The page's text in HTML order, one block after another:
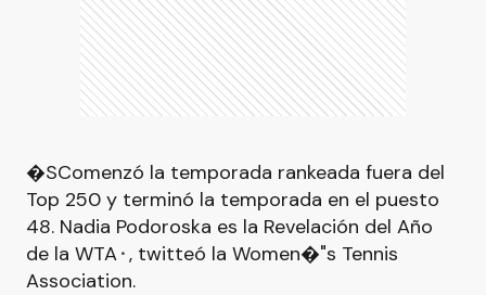
�SComenzó la temporada rankeada fuera del
Top 250 y terminó la temporada en el puesto
48. Nadia Podoroska es la Revelación del Año
de la WTA⬝, twitteó la Women�"s Tennis
Association.